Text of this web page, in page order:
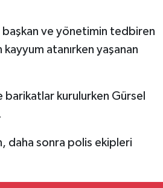
ve yönetimin tedbiren
atanırken yaşanan
kurulurken Gürsel
daha sonra polis ekipleri